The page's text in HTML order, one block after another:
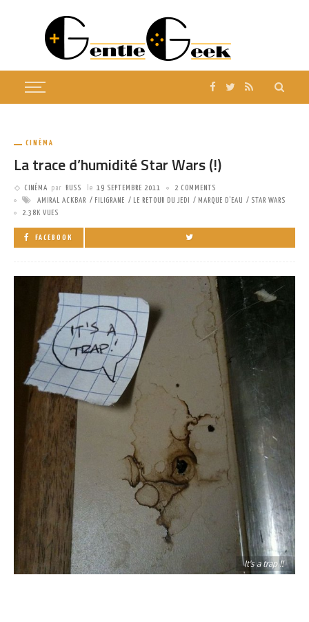
CINÉMA
La trace d’humidité Star Wars (!)
CINÉMA par RUSS le 19 SEPTEMBRE 2011
2 COMMENTS
AMIRAL ACKBAR
FILIGRANE LE RETOUR DU JEDI MARQUE D'EAU
STAR WARS
2.38K VUES
FACEBOOK
It's a trap !!